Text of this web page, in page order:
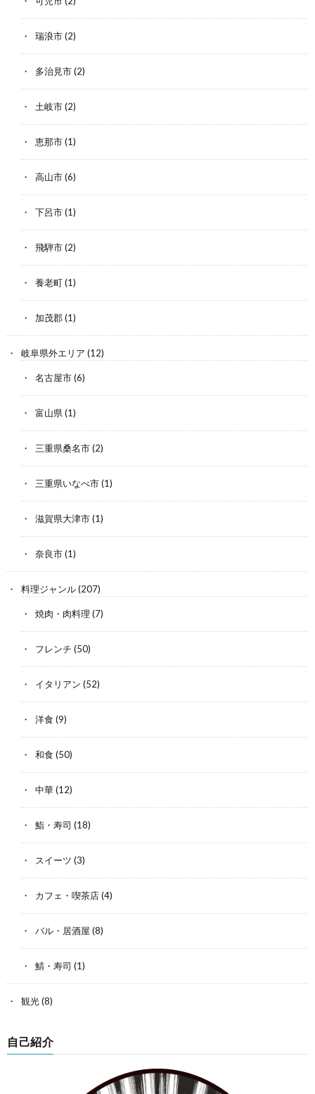
瑞浪市(2)
多治見市(2)
土岐市(2)
恵那市(1)
高山市(6)
下呂市(1)
飛騨市(2)
養老町(1)
加茂郡(1)
岐阜県外エリア (12)
名古屋市(6)
富山県(1)
三重県桑名市(2)
三重県いなべ市(1)
滋賀県大津市(1)
奈良市(1)
料理ジャンル(207)
焼肉・肉料理 (7)
フレンチ (50)
イタリアン (52)
洋食 (9)
和食 (50)
中華(12)
鮨・寿司 (18)
スイーツ (3)
カフェ・喫茶店(4)
バル・居酒屋 (8)
鯖・寿司 (1)
観光(8)
自己紹介